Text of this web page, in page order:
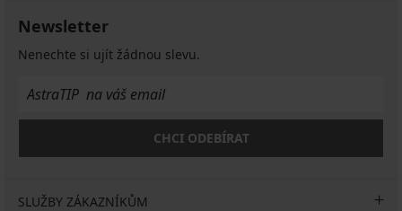
Newsletter
Nenechte si ujít žádnou slevu.
CHCI ODEBÍRAT
SLUŽBY ZÁKAZNÍKŮM